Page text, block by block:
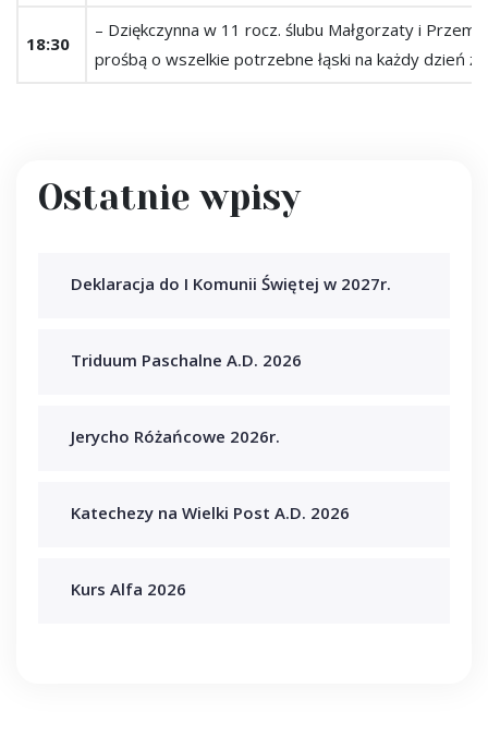
18:30
– Dziękczynna w 11 rocz. ślubu Małgorzaty i
prośbą o wszelkie potrzebne łąski na każdy dzień
Ostatnie wpisy
Deklaracja do I Komunii Świętej w 2027r.
Triduum Paschalne A.D. 2026
Jerycho Różańcowe 2026r.
Katechezy na Wielki Post A.D. 2026
Kurs Alfa 2026